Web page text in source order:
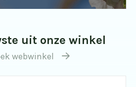
uit onze winkel
webwinkel